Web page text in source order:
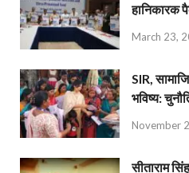
हानिकारक
March 23,
SIR,
भविष्य:
November
सीताराम